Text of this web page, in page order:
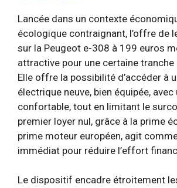
Lancée dans un contexte
écologique contraignant, l’offre de
sur la Peugeot e-308 à 199 euros
attractive pour une certaine tranche
Elle offre la possibilité d’accéder à
électrique neuve, bien équipée,
confortable, tout en limitant le
premier loyer nul, grâce à la prime
prime moteur européen, agit
immédiat pour réduire l’effort
Le dispositif encadre étroitement